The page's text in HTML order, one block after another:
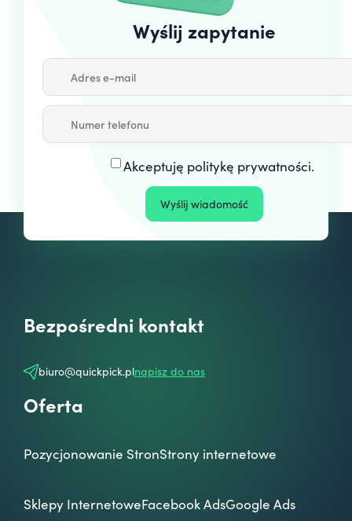
Wyślij zapytanie
Akceptuję politykę prywatności.
Bezpośredni kontakt
biuro@quickpick.plnapisz do nas
Oferta
Pozycjonowanie StronStrony internetowe
Sklepy InternetoweFacebook AdsGoogle Ads